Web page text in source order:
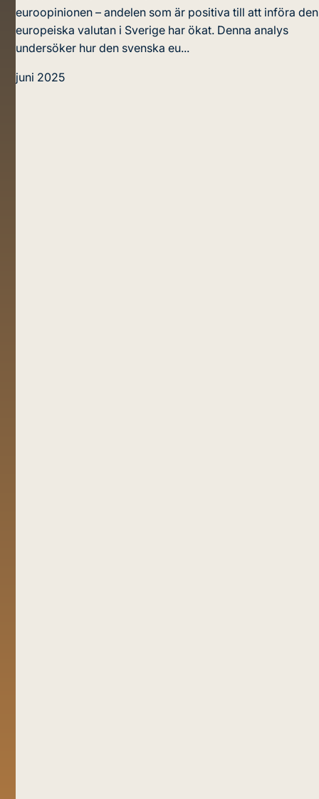
euroopinionen – andelen som är positiva till att införa den
europeiska valutan i Sverige har ökat. Denna analys
undersöker hur den svenska eu...
juni 2025